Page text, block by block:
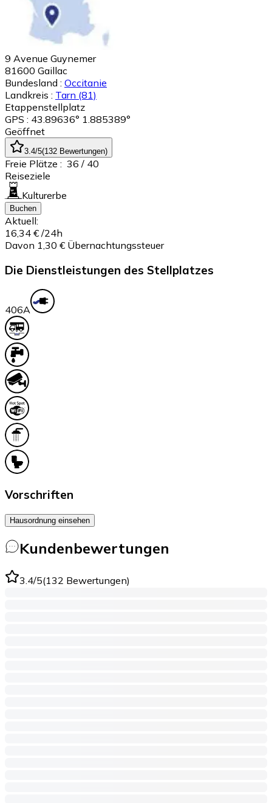
9 Avenue Guynemer
81600 Gaillac
Bundesland : Occitanie
Landkreis : Tarn (81)
Etappenstellplatz
GPS : 43.89636° 1.885389°
Geöffnet
3.4/5(132 Bewertungen)
Freie Plätze : 36 / 40
Reiseziele
Kulturerbe
Buchen
Aktuell:
16,34 € /24h
Davon 1,30 € Übernachtungssteuer
Die Dienstleistungen des Stellplatzes
406A
Vorschriften
Hausordnung einsehen
Kundenbewertungen
3.4/5(132 Bewertungen)